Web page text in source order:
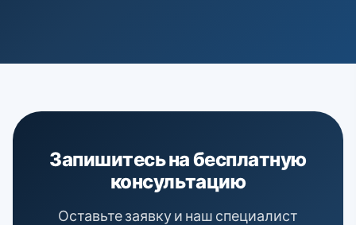
Запишитесь на бесплатную
консультацию
Оставьте заявку и наш специалист